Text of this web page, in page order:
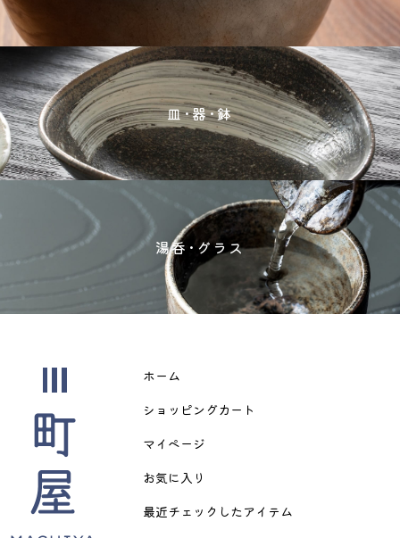
皿･器･鉢
湯呑･グラス
ホーム
ショッピングカート
マイページ
お気に入り
最近チェックしたアイテム